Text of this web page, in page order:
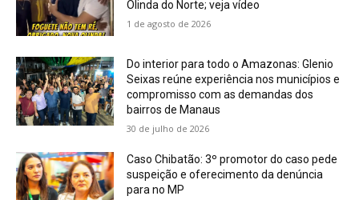
Olinda do Norte; veja vídeo
1 de agosto de 2026
Do interior para todo o Amazonas: Glenio
Seixas reúne experiência nos municípios e
compromisso com as demandas dos
bairros de Manaus
30 de julho de 2026
Caso Chibatão: 3º promotor do caso pede
suspeição e oferecimento da denúncia
para no MP